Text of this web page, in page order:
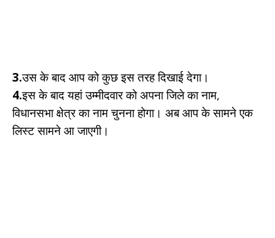
3.उस के बाद आप को कुछ इस तरह दिखाई देगा।
4.इस के बाद यहां उम्मीदवार को अपना जिले का नाम,
विधानसभा क्षेत्र का नाम चुनना होगा। अब आप के सामने एक
लिस्ट सामने आ जाएगी।